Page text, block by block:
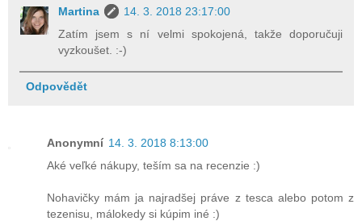
Martina
14. 3. 2018 23:17:00
Zatím jsem s ní velmi spokojená, takže doporučuji
vyzkoušet. :-)
Odpovědět
Anonymní 14. 3. 2018 8:13:00
Aké veľké nákupy, teším sa na recenzie :)
Nohavičky mám ja najradšej práve z tesca alebo potom z
tezenisu, málokedy si kúpim iné :)